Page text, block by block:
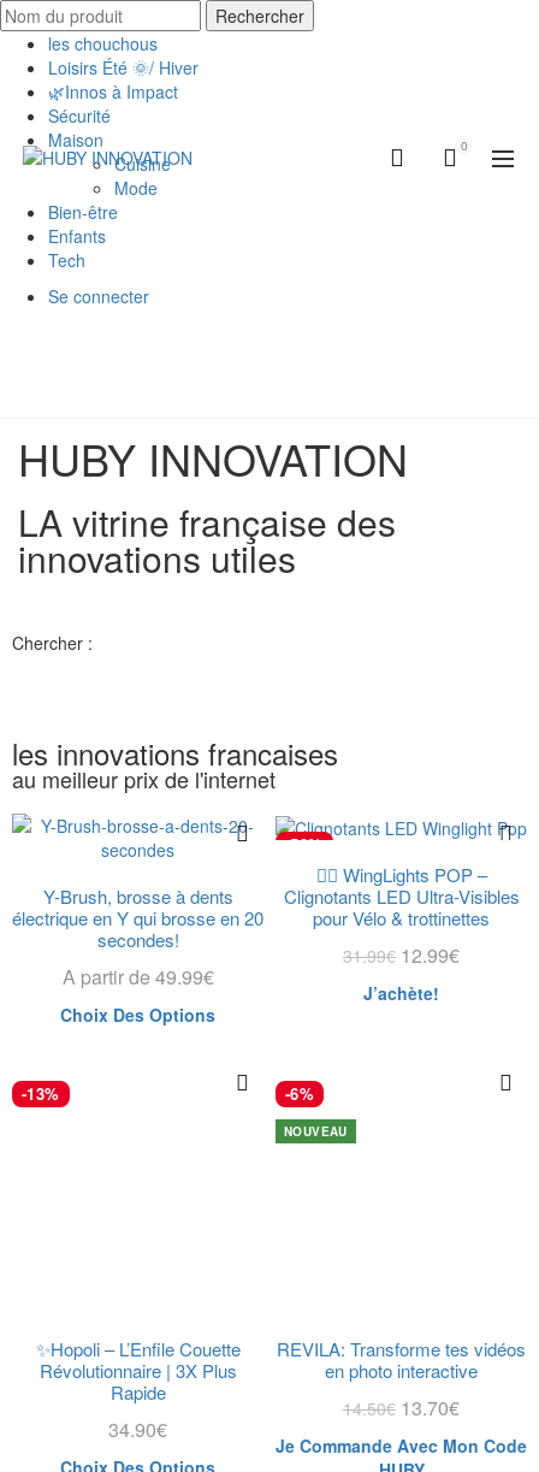
Rechercher
les chouchous
Loisirs Été 🌞/ Hiver
🌿Innos à Impact
Sécurité
Maison
Cuisine
Mode
Bien-être
Enfants
Tech
Se connecter
0
HUBY INNOVATION
LA vitrine française des
innovations utiles
Chercher :
les innovations francaises
au meilleur prix de l'internet
Y-Brush, brosse à dents
électrique en Y qui brosse en 20
secondes!
A partir de 49.99€
Choix Des Options
-59%
🚴‍♂️ WingLights POP –
Clignotants LED Ultra-Visibles
pour Vélo & trottinettes
31.99€ 12.99€
J’achète!
-13%
✨Hopoli – L’Enfile Couette
Révolutionnaire | 3X Plus
Rapide
34.90€
Choix Des Options
-6%
NOUVEAU
REVILA: Transforme tes vidéos
en photo interactive
14.50€ 13.70€
Je Commande Avec Mon Code